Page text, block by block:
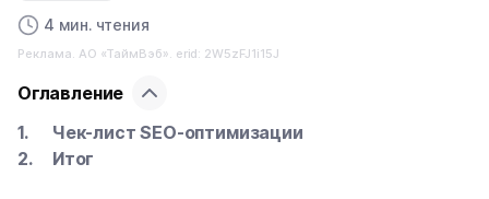
4 мин. чтения
Реклама. АО «ТаймВэб». erid: 2W5zFJ1i15J
Оглавление
Чек-лист SEO-оптимизации
Итог